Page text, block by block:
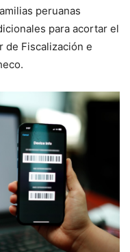
peruanas
para acortar el
de Fiscalización e